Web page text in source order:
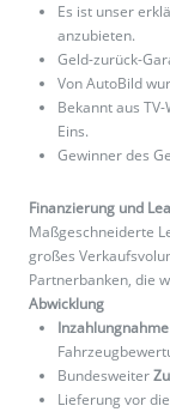
Es ist unser
anzubieten.
Geld-zurück-
Von AutoBild
Bekannt aus
Eins.
Gewinner des
Finanzierung und
Maßgeschneiderte
großes
Partnerbanken, die
Abwicklung
Inzahlungnahme
Bundesweiter
Lieferung vor